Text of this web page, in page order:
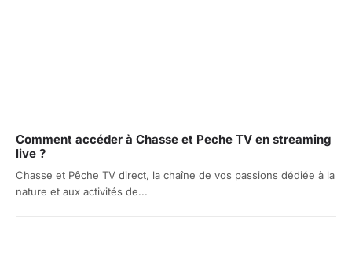
Comment accéder à Chasse et Peche TV en streaming
live ?
Chasse et Pêche TV direct, la chaîne de vos passions dédiée à la
nature et aux activités de...